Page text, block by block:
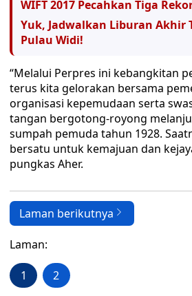
WIFT 2017 Pecahkan Tiga
Yuk, Jadwalkan Liburan Akhir
Pulau Widi!
“Melalui Perpres ini kebangkitan
terus kita gelorakan bersama
organisasi kepemudaan serta
tangan bergotong-royong
sumpah pemuda tahun 1928.
bersatu untuk kemajuan dan
pungkas Aher.
Laman berikutnya
Laman:
1 2